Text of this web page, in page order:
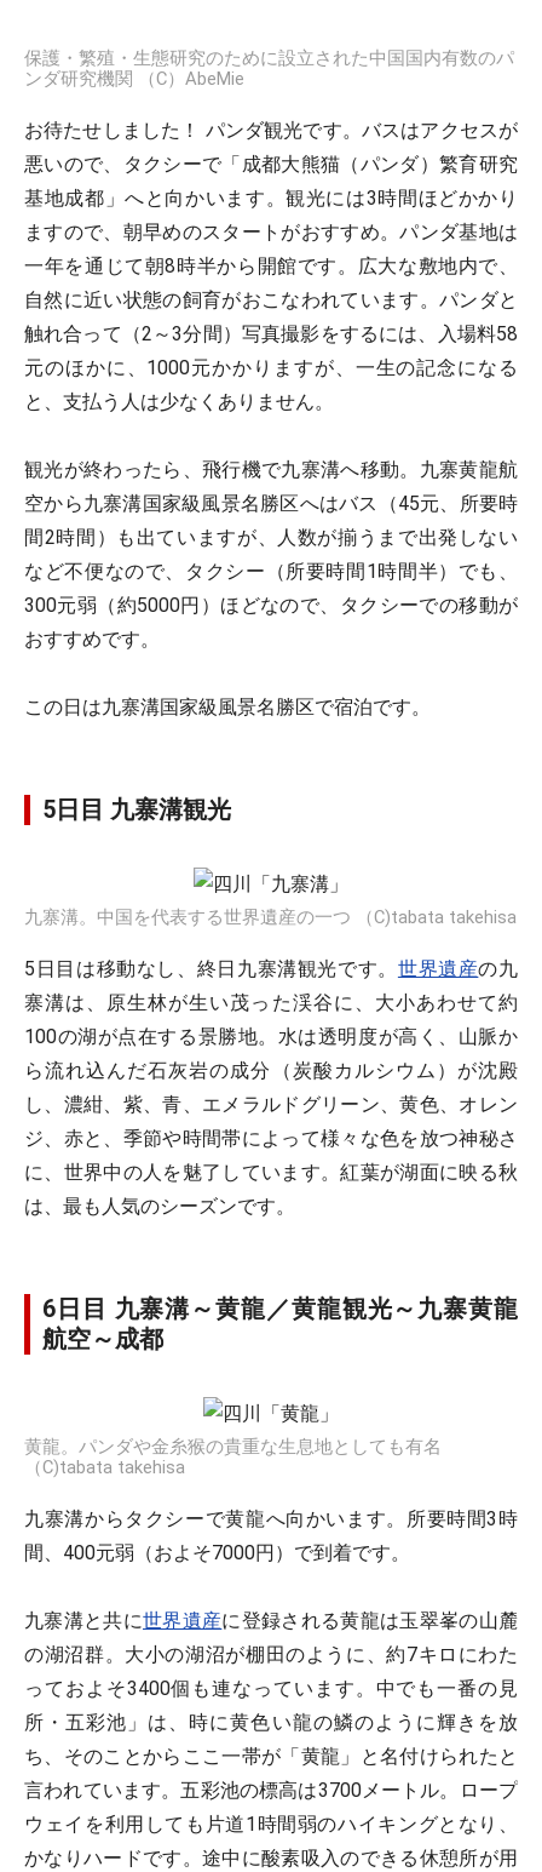
保護・繁殖・生態研究のために設立された中国国内有数のパ
ンダ研究機関 （C）AbeMie
お待たせしました！ パンダ観光です。バスはアクセスが
悪いので、タクシーで「成都大熊猫（パンダ）繁育研究
基地成都」へと向かいます。観光には3時間ほどかかり
ますので、朝早めのスタートがおすすめ。パンダ基地は
一年を通じて朝8時半から開館です。広大な敷地内で、
自然に近い状態の飼育がおこなわれています。パンダと
触れ合って（2～3分間）写真撮影をするには、入場料58
元のほかに、1000元かかりますが、一生の記念になる
と、支払う人は少なくありません。
観光が終わったら、飛行機で九寨溝へ移動。九寨黄龍航
空から九寨溝国家級風景名勝区へはバス（45元、所要時
間2時間）も出ていますが、人数が揃うまで出発しない
など不便なので、タクシー（所要時間1時間半）でも、
300元弱（約5000円）ほどなので、タクシーでの移動が
おすすめです。
この日は九寨溝国家級風景名勝区で宿泊です。
5日目 九寨溝観光
九寨溝。中国を代表する世界遺産の一つ （C)tabata takehisa
5日目は移動なし、終日九寨溝観光です。 世界遺産の九
寨溝は、原生林が生い茂った渓谷に、大小あわせて約
100の湖が点在する景勝地。水は透明度が高く、山脈か
ら流れ込んだ石灰岩の成分（炭酸カルシウム）が沈殿
し、濃紺、紫、青、エメラルドグリーン、黄色、オレン
ジ、赤と、季節や時間帯によって様々な色を放つ神秘さ
に、世界中の人を魅了しています。紅葉が湖面に映る秋
は、最も人気のシーズンです。
6日目 九寨溝～黄龍／黄龍観光～九寨黄龍
航空～成都
黄龍。パンダや金糸猴の貴重な生息地としても有名
（C)tabata takehisa
九寨溝からタクシーで黄龍へ向かいます。所要時間3時
間、400元弱（およそ7000円）で到着です。
九寨溝と共に世界遺産に登録される黄龍は玉翠峯の山麓
の湖沼群。大小の湖沼が棚田のように、約7キロにわた
っておよそ3400個も連なっています。中でも一番の見
所・五彩池」は、時に黄色い龍の鱗のように輝きを放
ち、そのことからここ一帯が「黄龍」と名付けられたと
言われています。五彩池の標高は3700メートル。ロープ
ウェイを利用しても片道1時間弱のハイキングとなり、
かなりハードです。途中に酸素吸入のできる休憩所が用